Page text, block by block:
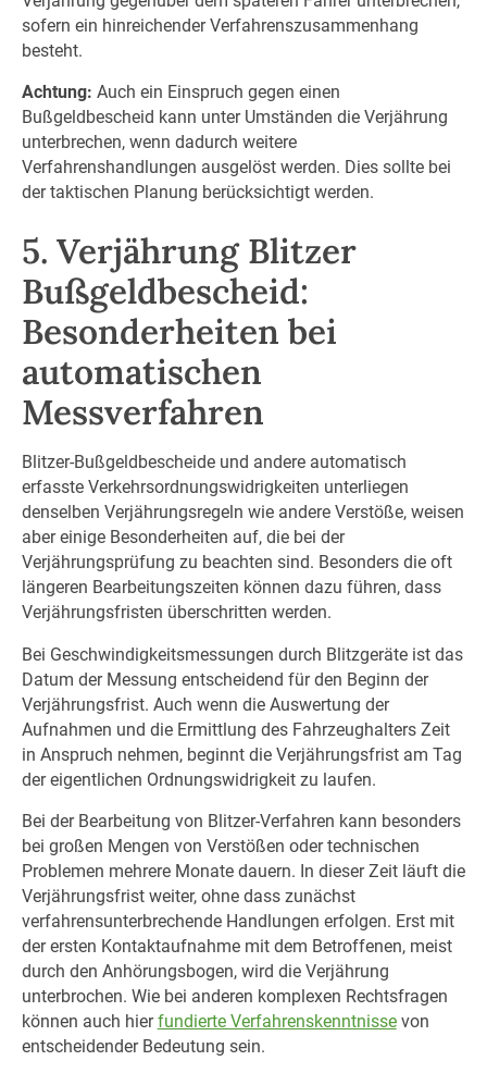
sofern ein hinreichender Verfahrenszusammenhang
besteht.
Achtung: Auch ein Einspruch gegen einen
Bußgeldbescheid kann unter Umständen die Verjährung
unterbrechen, wenn dadurch weitere
Verfahrenshandlungen ausgelöst werden. Dies sollte bei
der taktischen Planung berücksichtigt werden.
5. Verjährung Blitzer
Bußgeldbescheid:
Besonderheiten bei
automatischen
Messverfahren
Blitzer-Bußgeldbescheide und andere automatisch
erfasste Verkehrsordnungswidrigkeiten unterliegen
denselben Verjährungsregeln wie andere Verstöße, weisen
aber einige Besonderheiten auf, die bei der
Verjährungsprüfung zu beachten sind. Besonders die oft
längeren Bearbeitungszeiten können dazu führen, dass
Verjährungsfristen überschritten werden.
Bei Geschwindigkeitsmessungen durch Blitzgeräte ist das
Datum der Messung entscheidend für den Beginn der
Verjährungsfrist. Auch wenn die Auswertung der
Aufnahmen und die Ermittlung des Fahrzeughalters Zeit
in Anspruch nehmen, beginnt die Verjährungsfrist am Tag
der eigentlichen Ordnungswidrigkeit zu laufen.
Bei der Bearbeitung von Blitzer-Verfahren kann besonders
bei großen Mengen von Verstößen oder technischen
Problemen mehrere Monate dauern. In dieser Zeit läuft die
Verjährungsfrist weiter, ohne dass zunächst
verfahrensunterbrechende Handlungen erfolgen. Erst mit
der ersten Kontaktaufnahme mit dem Betroffenen, meist
durch den Anhörungsbogen, wird die Verjährung
unterbrochen. Wie bei anderen komplexen Rechtsfragen
können auch hierfundierte Verfahrenskenntnissevon
entscheidender Bedeutung sein.